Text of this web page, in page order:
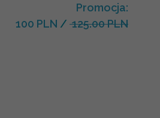
Promocja:
100 PLN / 125.00 PLN